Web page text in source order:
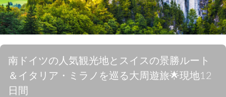
南ドイツの人気観光地とスイスの景勝ルート
＆イタリア・ミラノを巡る大周遊旅🌟現地12
日間